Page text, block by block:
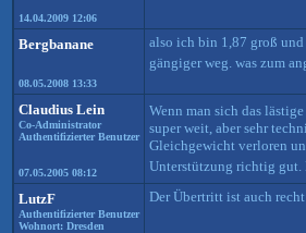
14.04.2009 12:06
Bergbanane
08.05.2008 13:33
also ich bin 1,87 groß
gängiger weg. was zum
Claudius Lein
Co-Administrator
Authentifizierter Benutzer
07.05.2005 08:12
Wenn man sich das
super weit, aber sehr
Gleichgewicht verloren
Unterstützung richtig gut.
LutzF
Authentifizierter Benutzer
Wohnort: Dresden
Der Übertritt ist auch